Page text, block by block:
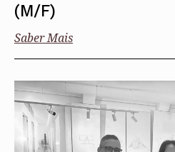
(M/F)
Saber Mais